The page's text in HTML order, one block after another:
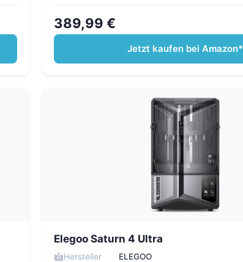
389,99 €
Jetzt kaufen bei Amazon*
Elegoo Saturn 4 Ultra
Hersteller ELEGOO